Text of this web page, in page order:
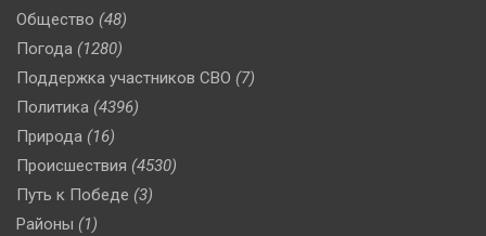
Общество (48)
Погода (1280)
Поддержка участников СВО (7)
Политика (4396)
Природа (16)
Происшествия (4530)
Путь к Победе (3)
Районы (1)